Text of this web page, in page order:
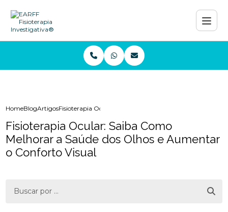
HomeBlogArtigosFisioterapia Ocular: Saiba Como Melhorar a Saúde dos
Fisioterapia Ocular: Saiba Como
Melhorar a Saúde dos Olhos e Aumentar
o Conforto Visual